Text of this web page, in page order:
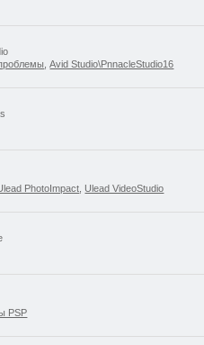
,Avid Studio\PnnacleStudio16
PhotoImpact Ulead VideoStudio
PSP